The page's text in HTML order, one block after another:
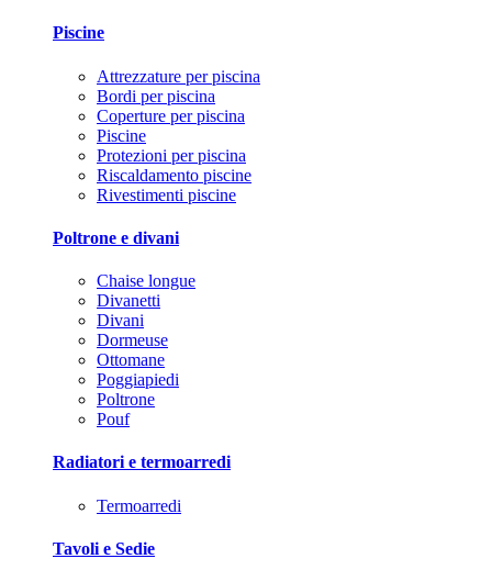
Piscine
Attrezzature per piscina
Bordi per piscina
Coperture per piscina
Piscine
Protezioni per piscina
Riscaldamento piscine
Rivestimenti piscine
Poltrone e divani
Chaise longue
Divanetti
Divani
Dormeuse
Ottomane
Poggiapiedi
Poltrone
Pouf
Radiatori e termoarredi
Termoarredi
Tavoli e Sedie